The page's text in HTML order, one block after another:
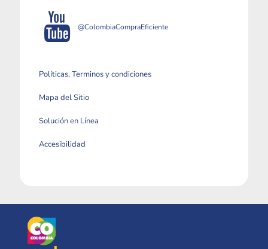
@ColombiaCompraEficiente
Políticas, Terminos y condiciones
Mapa del Sitio
Solución en Línea
Accesibilidad